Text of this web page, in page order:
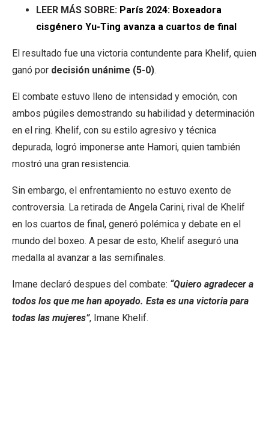
LEER MÁS SOBRE: París 2024: Boxeadora
cisgénero Yu-Ting avanza a cuartos de final
El resultado fue una victoria contundente para Khelif, quien
ganó por decisión unánime (5-0).
El combate estuvo lleno de intensidad y emoción, con
ambos púgiles demostrando su habilidad y determinación
en el ring. Khelif, con su estilo agresivo y técnica
depurada, logró imponerse ante Hamori, quien también
mostró una gran resistencia.
Sin embargo, el enfrentamiento no estuvo exento de
controversia. La retirada de Angela Carini, rival de Khelif
en los cuartos de final, generó polémica y debate en el
mundo del boxeo. A pesar de esto, Khelif aseguró una
medalla al avanzar a las semifinales.
Imane declaró despues del combate: “Quiero agradecer a
todos los que me han apoyado. Esta es una victoria para
todas las mujeres”, Imane Khelif.